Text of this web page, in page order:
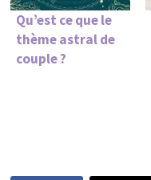
Qu’est ce que le
thème astral de
couple ?